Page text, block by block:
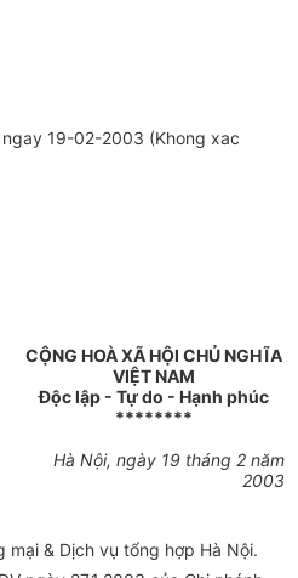
19-02-2003 (Khong xac
CỘNG HOÀ XÃ HỘI CHỦ NGHĨA
VIỆT NAM
Độc lập - Tự do - Hạnh phúc
********
Hà Nội, ngày 19 tháng 2 năm
2003
& Dịch vụ tổng hợp Hà Nội.